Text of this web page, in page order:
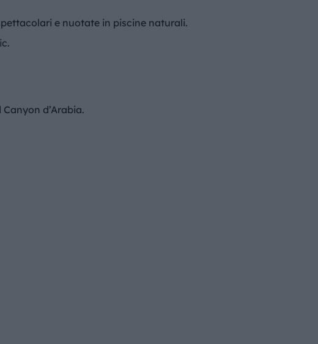
e nuotate in piscine naturali.
d’Arabia.